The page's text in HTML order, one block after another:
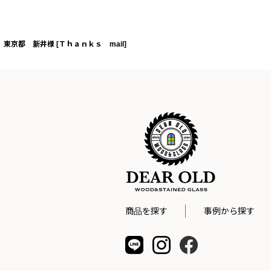
東京都 新井様 [Ｔｈａｎｋｓ mail ]
商品を探す 事例から探す